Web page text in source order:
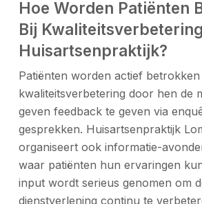
Hoe Worden Patiënten
Bij
Huisartsenpraktijk?
Patiënten worden actief betrokken
kwaliteitsverbetering door hen de
geven feedback te geven via
gesprekken. Huisartsenpraktijk
organiseert ook informatie-
waar patiënten hun ervaringen
input wordt serieus genomen om
dienstverlening continu te